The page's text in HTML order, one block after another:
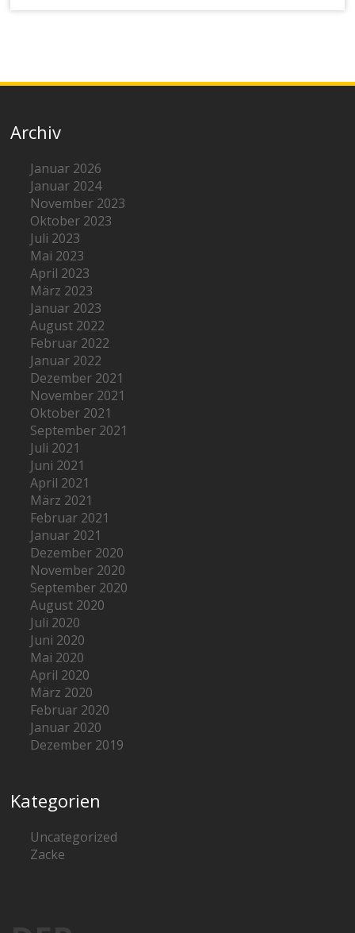
Archiv
Januar 2026
Januar 2024
November 2023
Oktober 2023
Juli 2023
Mai 2023
April 2023
März 2023
Januar 2023
August 2022
Februar 2022
Januar 2022
Dezember 2021
November 2021
Oktober 2021
September 2021
Juli 2021
Juni 2021
April 2021
März 2021
Februar 2021
Januar 2021
Dezember 2020
November 2020
September 2020
August 2020
Juli 2020
Juni 2020
Mai 2020
April 2020
März 2020
Februar 2020
Januar 2020
Dezember 2019
Kategorien
Uncategorized
Zacke